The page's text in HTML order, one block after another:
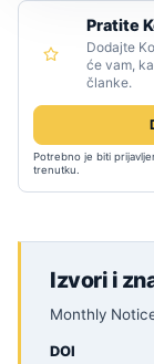
Pratite
Dodajte
će vam,
članke.
Potrebno je biti
trenutku.
Izvori i
Monthly
DOI